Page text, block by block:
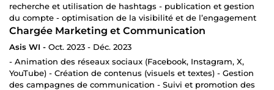
recherche et utilisation de hashtags - publication et gestion
du compte - optimisation de la visibilité et de l’engagement
Chargée Marketing et Communication
Asis WI - Oct. 2023 - Déc. 2023
- Animation des réseaux sociaux (Facebook, Instagram, X,
YouTube) - Création de contenus (visuels et textes) - Gestion
des campagnes de communication - Suivi et promotion des